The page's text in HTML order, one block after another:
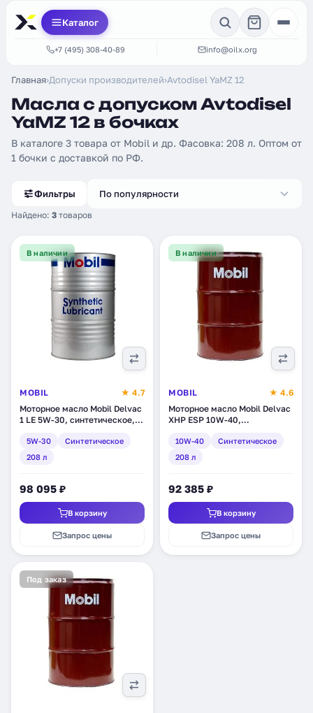
Каталог
+7 (495) 308-40-89 info@oilx.org
Главная›Допуски производителей›Avtodisel YaMZ 12
Масла с допуском Avtodisel
YaMZ 12 в бочках
В каталоге 3 товара от Mobil и др. Фасовка: 208 л. Оптом от
1 бочки с доставкой по РФ.
Фильтры
Найдено: 3 товаров
По популярности
В наличии
MOBIL
★ 4.7
Моторное масло Mobil Delvac
1 LE 5W-30, синтетическое,
5W-30
Синтетическое
208 л
98 095 ₽
В корзину
Запрос цены
В наличии
MOBIL
★ 4.6
Моторное масло Mobil Delvac
XHP ESP 10W-40,
(152809)
10W-40
Синтетическое
208 л
92 385 ₽
В корзину
Запрос цены
Под заказ